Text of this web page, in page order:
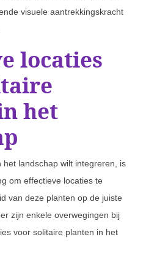
visuele aantrekkingskracht
locaties
het
het landschap wilt integreren, is
om effectieve locaties te
van deze planten op de juiste
zijn enkele overwegingen bij
voor solitaire planten in het